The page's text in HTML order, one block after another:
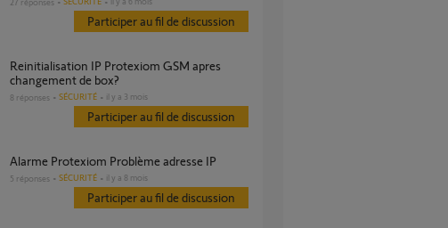
Participer au fil de discussion
reinitialisation IP Protexiom GSM apres
changement de box?
8 réponses SÉCURITÉ il y a 3 mois
Participer au fil de discussion
Alarme Protexiom Problème adresse IP
5 réponses SÉCURITÉ il y a 8 mois
Participer au fil de discussion